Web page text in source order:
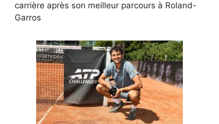
carrière après son meilleur parcours à Roland-
Garros